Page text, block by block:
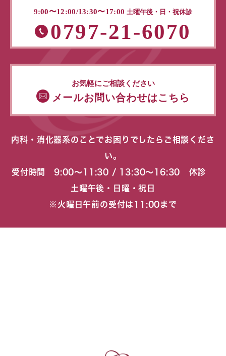
9:00〜12:00/13:30〜17:00 土曜午後・日・祝休診
0797-21-6070
お気軽にご相談ください
メールお問い合わせはこちら
内科・消化器系のことでお困りでしたらご相談くださ
い。
受付時間 9:00〜11:30 / 13:30〜16:30 休診
土曜午後・日曜・祝日
※火曜日午前の受付は11:00まで